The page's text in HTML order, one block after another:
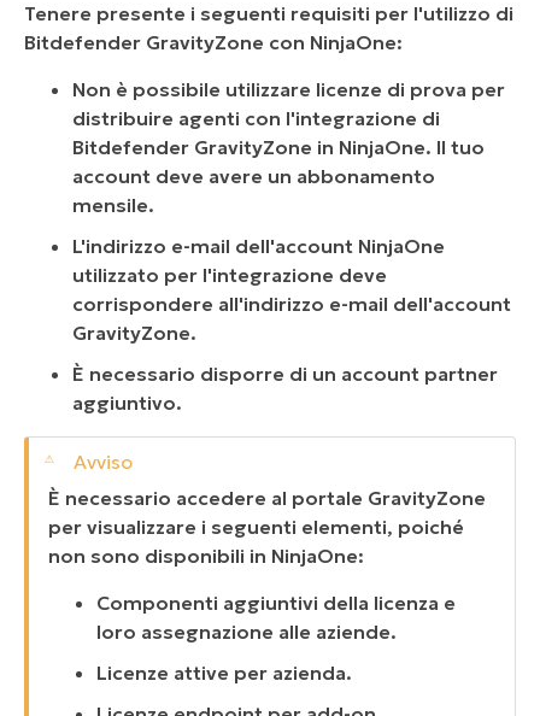
Tenere presente i seguenti requisiti per l'utilizzo di
Bitdefender GravityZone con NinjaOne:
Non è possibile utilizzare licenze di prova per
distribuire agenti con l'integrazione di
Bitdefender GravityZone in NinjaOne. Il tuo
account deve avere un abbonamento
mensile.
L'indirizzo e-mail dell'account NinjaOne
utilizzato per l'integrazione deve
corrispondere all'indirizzo e-mail dell'account
GravityZone.
È necessario disporre di un account partner
aggiuntivo.
È necessario accedere al portale GravityZone
per visualizzare i seguenti elementi, poiché
non sono disponibili in NinjaOne:
Componenti aggiuntivi della licenza e
loro assegnazione alle aziende.
Licenze attive per azienda.